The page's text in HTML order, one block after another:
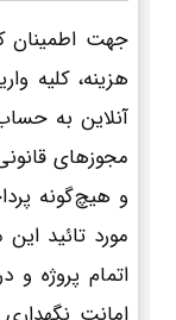
جهت اطمینان
هزینه، کلیه
آنلاین به
مجوزهای
و هیچ‌گونه
مورد تائید
اتمام پروژه